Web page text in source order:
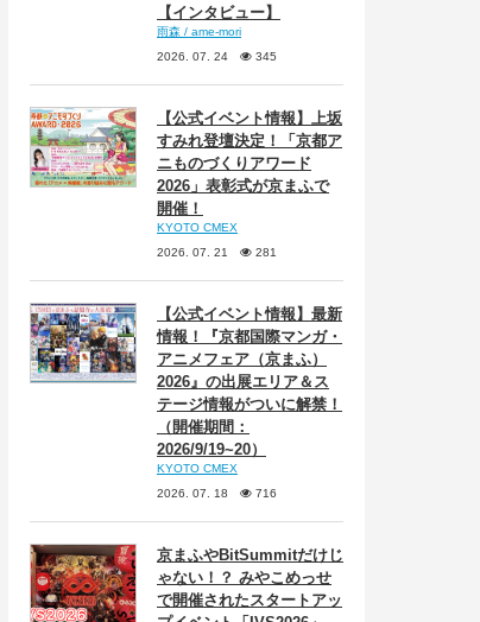
【インタビュー】
雨森 / ame-mori
2026. 07. 24
345
【公式イベント情報】上坂
すみれ登壇決定！「京都ア
ニものづくりアワード
2026」表彰式が京まふで
開催！
KYOTO CMEX
2026. 07. 21
281
【公式イベント情報】最新
情報！『京都国際マンガ・
アニメフェア（京まふ）
2026』の出展エリア＆ス
テージ情報がついに解禁！
（開催期間：
2026/9/19~20）
KYOTO CMEX
2026. 07. 18
716
京まふやBitSummitだけじ
ゃない！？ みやこめっせ
で開催されたスタートアッ